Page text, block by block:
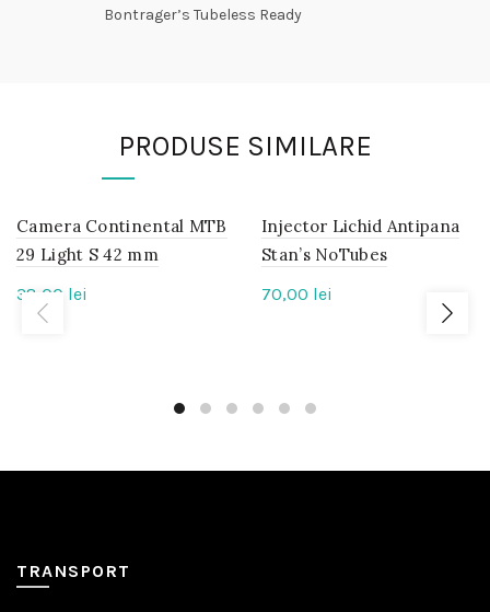
Bontrager’s Tubeless Ready
PRODUSE SIMILARE
IN
STOC
Camera Continental MTB
29 Light S 42 mm
38,00 lei
IN
STOC
Injector Lichid Antipana
Stan’s NoTubes
70,00 lei
TRANSPORT